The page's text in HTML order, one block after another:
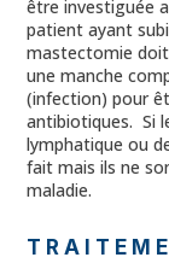
être investiguée
patient ayant
mastectomie
une manche
(infection) pour
antibiotiques. Si
lymphatique ou
fait mais ils ne
maladie.